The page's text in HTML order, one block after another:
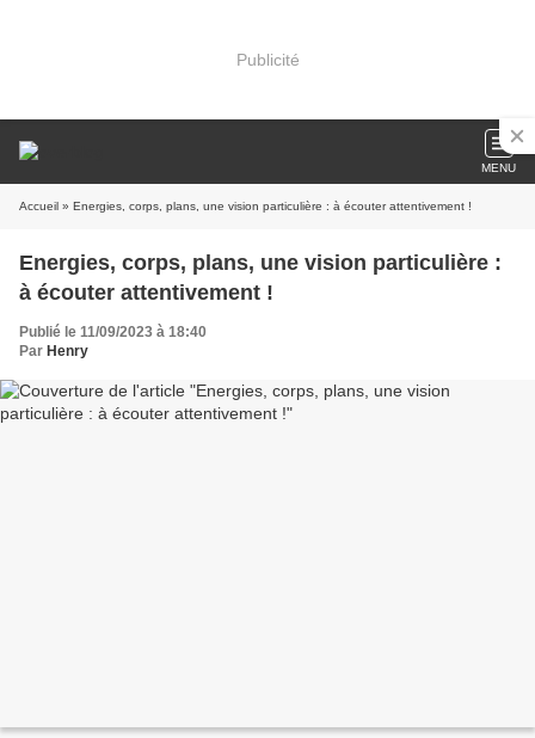
Publicité
MENU
Accueil » Energies, corps, plans, une vision particulière : à écouter attentivement !
Energies, corps, plans, une vision particulière :
à écouter attentivement !
Publié le 11/09/2023 à 18:40
Par Henry